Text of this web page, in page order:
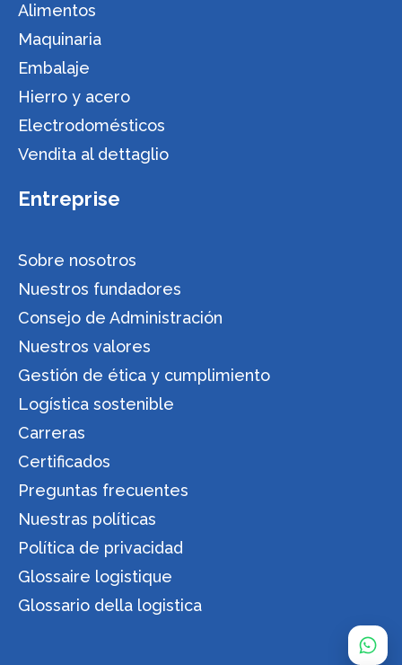
Alimentos
Maquinaria
Embalaje
Hierro y acero
Electrodomésticos
Vendita al dettaglio
Entreprise
Sobre nosotros
Nuestros fundadores
Consejo de Administración
Nuestros valores
Gestión de ética y cumplimiento
Logística sostenible
Carreras
Certificados
Preguntas frecuentes
Nuestras políticas
Política de privacidad
Glossaire logistique
Glossario della logistica